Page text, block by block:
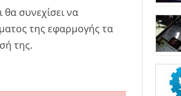
συνεχίσει να
της εφαρμογής τα
της.